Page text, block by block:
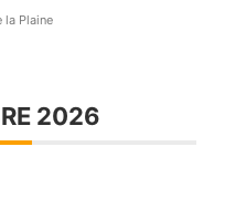
la Plaine
2026